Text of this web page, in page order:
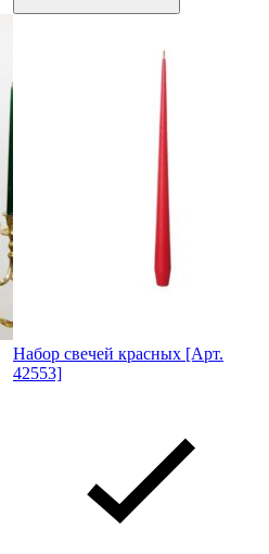
Набор свечей красных [Арт.
42553]